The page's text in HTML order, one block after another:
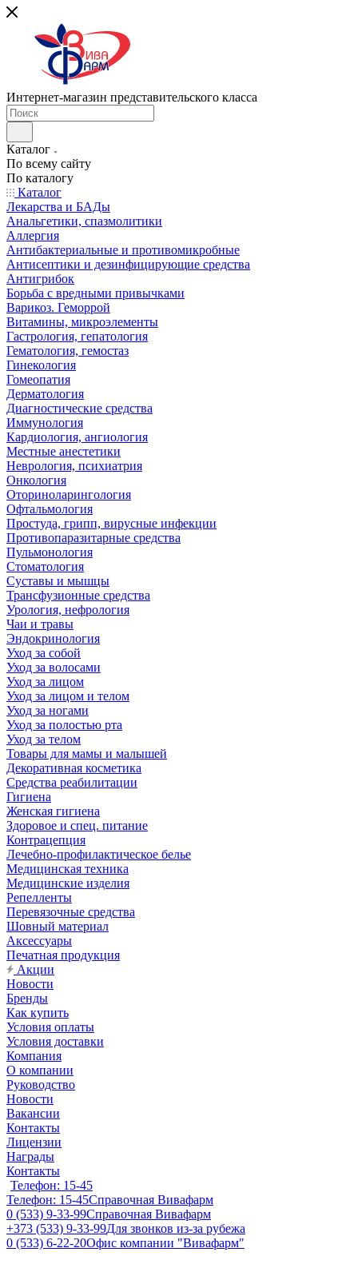
Интернет-магазин представительского класса
Каталог
По всему сайту
По каталогу
Каталог
Лекарства и БАДы
Анальгетики, спазмолитики
Аллергия
Антибактериальные и противомикробные
Антисептики и дезинфицирующие средства
Антигрибок
Борьба с вредными привычками
Варикоз. Геморрой
Витамины, микроэлементы
Гастрология, гепатология
Гематология, гемостаз
Гинекология
Гомеопатия
Дерматология
Диагностические средства
Иммунология
Кардиология, ангиология
Местные анестетики
Неврология, психиатрия
Онкология
Оториноларингология
Офтальмология
Простуда, грипп, вирусные инфекции
Противопаразитарные средства
Пульмонология
Стоматология
Суставы и мышцы
Трансфузионные средства
Урология, нефрология
Чаи и травы
Эндокринология
Уход за собой
Уход за волосами
Уход за лицом
Уход за лицом и телом
Уход за ногами
Уход за полостью рта
Уход за телом
Товары для мамы и малышей
Декоративная косметика
Средства реабилитации
Гигиена
Женская гигиена
Здоровое и спец. питание
Контрацепция
Лечебно-профилактическое белье
Медицинская техника
Медицинские изделия
Репелленты
Перевязочные средства
Шовный материал
Аксессуары
Печатная продукция
Акции
Новости
Бренды
Как купить
Условия оплаты
Условия доставки
Компания
О компании
Руководство
Новости
Вакансии
Контакты
Лицензии
Награды
Контакты
Телефон: 15-45
Телефон: 15-45Справочная Вивафарм
0 (533) 9-33-99Справочная Вивафарм
+373 (533) 9-33-99Для звонков из-за рубежа
0 (533) 6-22-20Офис компании "Вивафарм"